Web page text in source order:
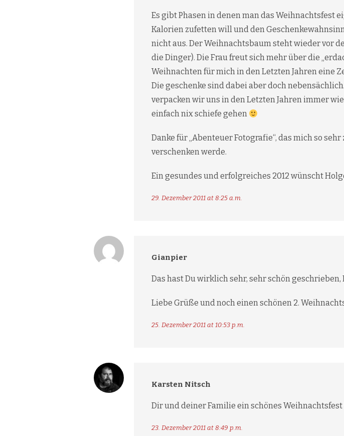
Es gibt Phasen in denen man das Weihnachtsfest
Kalorien zufetten will und den
nicht aus. Der Weihnachtsbaum steht wieder vor
die Dinger). Die Frau freut sich mehr über die
Weihnachten für mich in den Letzten Jahren eine
Die geschenke sind dabei aber doch
verpacken wir uns in den Letzten Jahren immer
einfach nix schiefe gehen
Danke für „Abenteuer Fotografie“, das mich so
verschenken werde.
Ein gesundes und erfolgreiches 2012 wünscht
29. Dezember 2011 at 8:25 a.m.
Gianpier
Das hast Du wirklich sehr, sehr schön
Liebe Grüße und noch einen schönen 2.
25. Dezember 2011 at 10:53 p.m.
Karsten Nitsch
Dir und deiner Familie ein schönes
23. Dezember 2011 at 8:49 p.m.